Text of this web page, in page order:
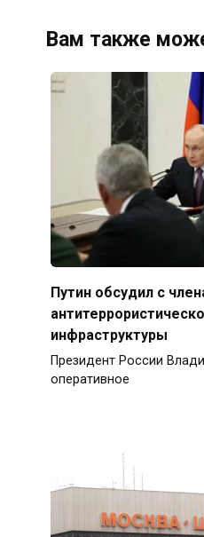
Вам также
Путин обсудил с
инфраструктуры
Президент России
оперативное